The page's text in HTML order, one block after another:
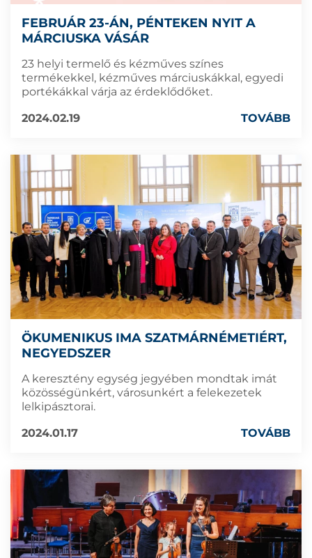
FEBRUÁR 23-ÁN, PÉNTEKEN NYIT A
MÁRCIUSKA VÁSÁR
23 helyi termelő és kézműves színes
termékekkel, kézműves márciuskákkal, egyedi
portékákkal várja az érdeklődőket.
2024.02.19
TOVÁBB
ÖKUMENIKUS IMA SZATMÁRNÉMETIÉRT,
NEGYEDSZER
A keresztény egység jegyében mondtak imát
közösségünkért, városunkért a felekezetek
lelkipásztorai.
2024.01.17
TOVÁBB